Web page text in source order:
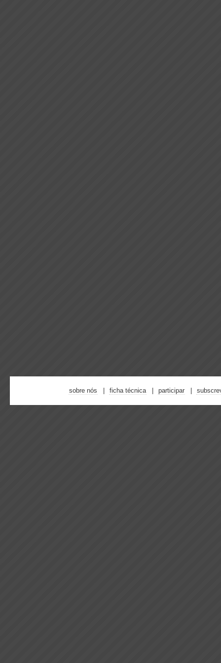
sobre nós ficha técnica participar